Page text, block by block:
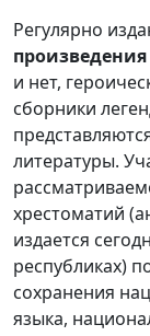
Регулярно
и нет,
сборники
литературы.
хрестоматий
издается
республиках)
сохранения
языка,